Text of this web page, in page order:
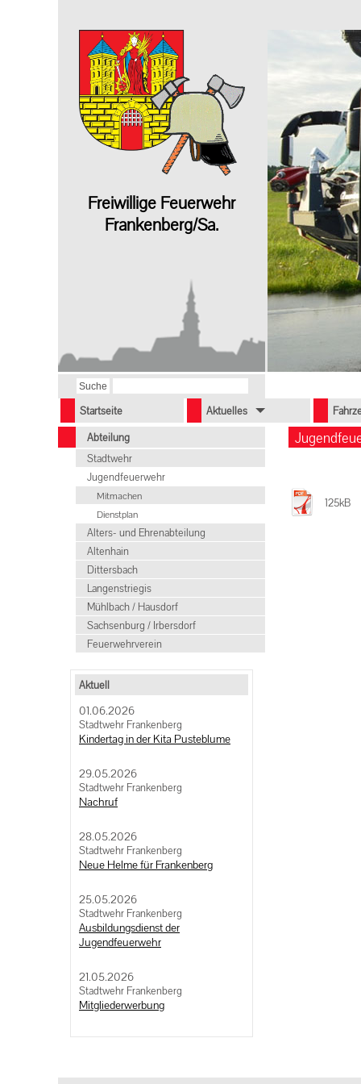
Freiwillige Feuerwehr
Frankenberg/Sa.
Startseite Aktuelles
125kB
Abteilung
Stadtwehr
Jugendfeuerwehr
Mitmachen
Dienstplan
Alters- und Ehrenabteilung
Altenhain
Dittersbach
Langenstriegis
Mühlbach / Hausdorf
Sachsenburg / Irbersdorf
Feuerwehrverein
Aktuell
01.06.2026
Stadtwehr Frankenberg
Kindertag in der Kita Pusteblume
29.05.2026
Stadtwehr Frankenberg
Nachruf
28.05.2026
Stadtwehr Frankenberg
Neue Helme für Frankenberg
25.05.2026
Stadtwehr Frankenberg
Ausbildungsdienst der
Jugendfeuerwehr
21.05.2026
Stadtwehr Frankenberg
Mitgliederwerbung